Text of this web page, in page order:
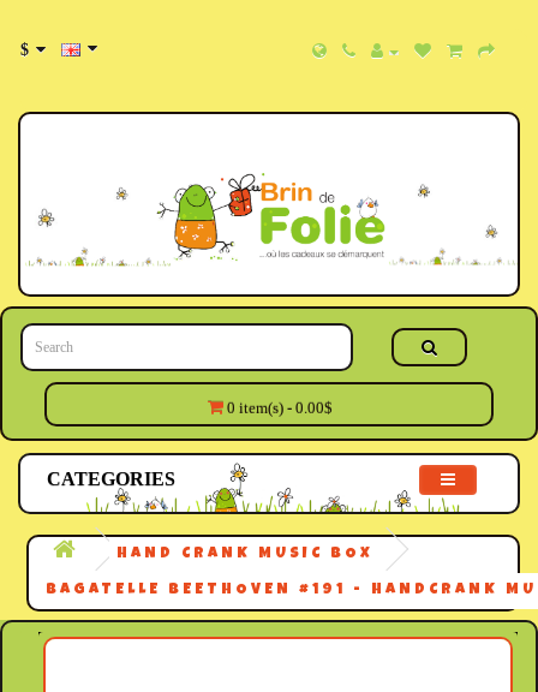
$
0 item(s) - 0.00$
CATEGORIES
HAND CRANK MUSIC BOX
BAGATELLE BEETHOVEN #191 - HANDCRANK